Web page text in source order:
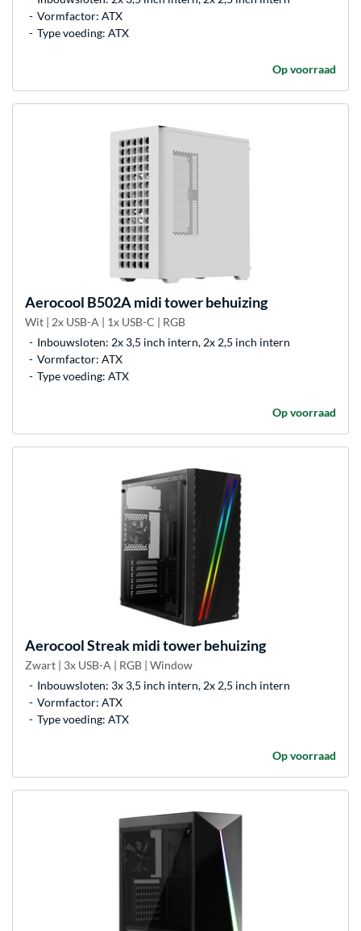
Vormfactor: ATX
Type voeding: ATX
Op voorraad
Aerocool B502A midi tower behuizing
Wit | 2x USB-A | 1x USB-C | RGB
Inbouwsloten: 2x 3,5 inch intern, 2x 2,5 inch intern
Vormfactor: ATX
Type voeding: ATX
Op voorraad
AerocoolStreak midi tower behuizing
Zwart | 3x USB-A | RGB | Window
Inbouwsloten: 3x 3,5 inch intern, 2x 2,5 inch intern
Vormfactor: ATX
Type voeding: ATX
Op voorraad